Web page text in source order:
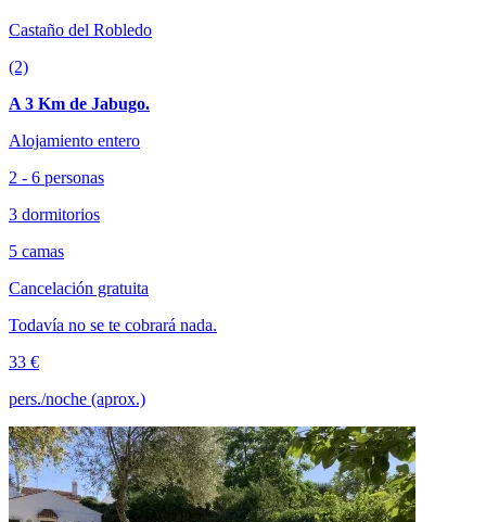
Castaño del Robledo
(2)
A 3 Km de Jabugo.
Alojamiento entero
2 - 6 personas
3 dormitorios
5 camas
Cancelación gratuita
Todavía no se te cobrará nada.
33 €
pers./noche (aprox.)